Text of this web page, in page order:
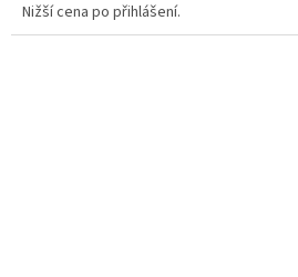
Nižší cena po přihlášení.